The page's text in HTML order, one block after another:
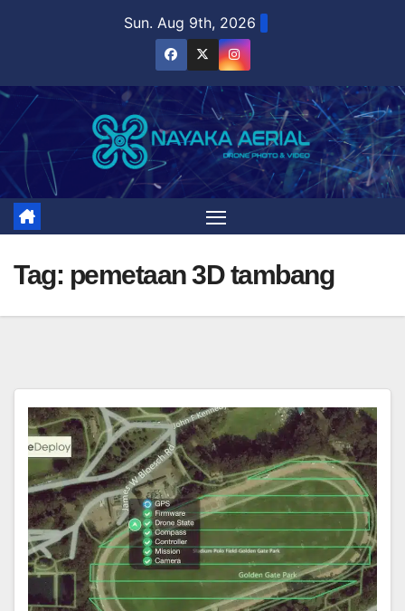
Sun. Aug 9th, 2026
Tag: pemetaan 3D tambang